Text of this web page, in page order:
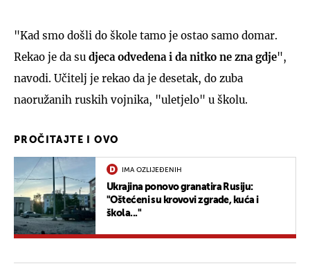
"Kad smo došli do škole tamo je ostao samo domar.
Rekao je da su djeca odvedena i da nitko ne zna gdje",
navodi. Učitelj je rekao da je desetak, do zuba
naoružanih ruskih vojnika, "uletjelo" u školu.
PROČITAJTE I OVO
IMA OZLIJEĐENIH
Ukrajina ponovo granatira Rusiju:
"Oštećeni su krovovi zgrade, kuća i
škola..."